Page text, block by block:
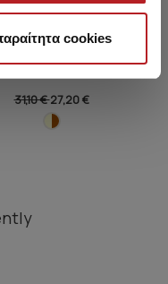
cookies
31,10 €27,20 €